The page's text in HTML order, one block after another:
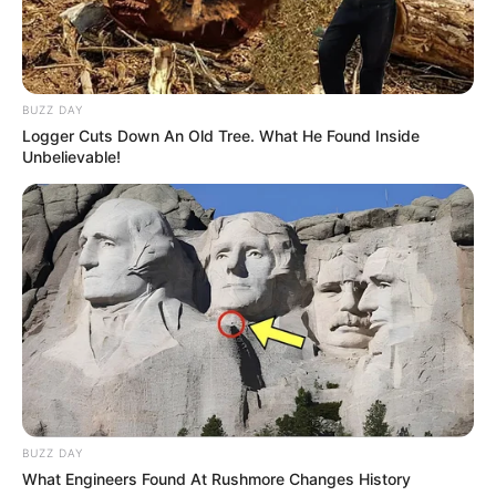
Kauf- und Lesetipps:Reiseführer Helmstedt
Hotel Helmstedthierbuchen
Lage des Zonengrenz-Museums in Helmstedt:
Hier kann dieRoute zu diesem Ausflugszielberechnet
werden, auch vomaktuellen Standort aus. Außerdem
bieten wir die GPS-Daten als Wegpunkt zumDownload
im GPX-Format
an, für den Import in Navigationsgeräten
und in Google Earth. Die GPS-Datenlauten: Latitude
(entspricht dem Breitengrad) = 52.2247 und Longitude
(entspricht dem Längengrad) = 11.0108.
Das Zonengrenzmuseum in Helmstedt (Eingabe
BUZZ DAY
Logger Cuts Down An Old Tree. What He Found Inside
Unbelievable!
BUZZ DAY
What Engineers Found At Rushmore Changes History